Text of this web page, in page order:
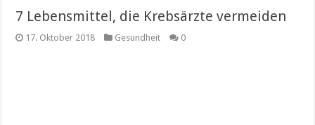
7 Lebensmittel, die Krebsärzte vermeiden
17. Oktober 2018 Gesundheit 0